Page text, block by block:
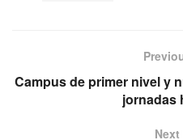
Campus de primer nivel y
jornadas